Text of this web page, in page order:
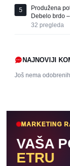
5
Produžena
Debelo brdo
32 pregleda
NAJNOVIJI
Još nema
MARKETING
VAŠA
ETRU